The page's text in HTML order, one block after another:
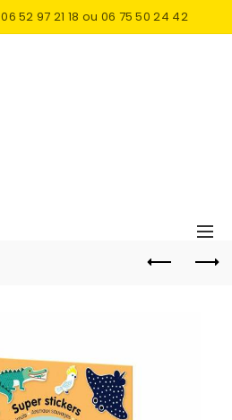
06 52 97 21 18 ou 06 75 50 24 42